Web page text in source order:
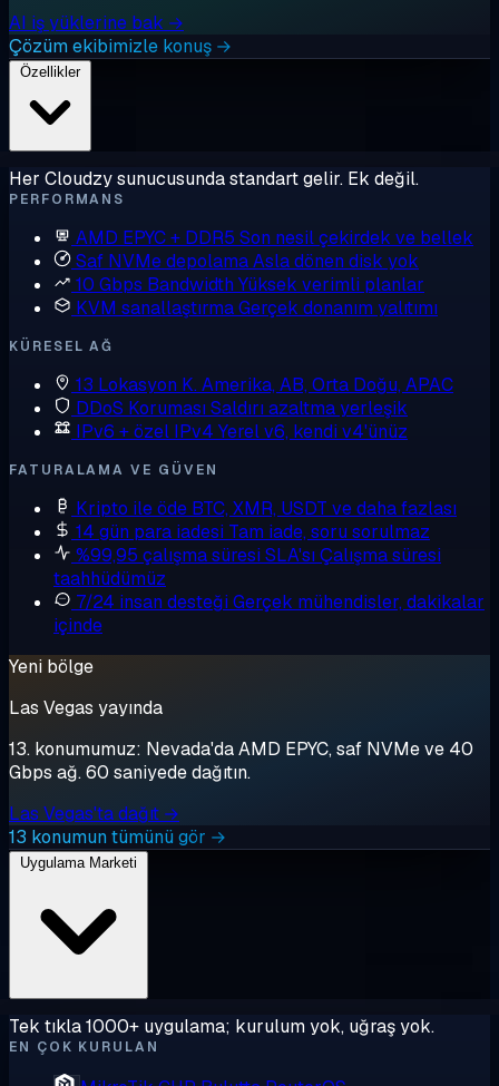
AI iş yüklerine bak →
Çözüm ekibimizle konuş →
Özellikler
Her Cloudzy sunucusunda standart gelir. Ek değil.
PERFORMANS
AMD EPYC + DDR5 Son nesil çekirdek ve bellek
Saf NVMe depolamaAsla dönen disk yok
10 Gbps Bandwidth Yüksek verimli planlar
KVM sanallaştırmaGerçek donanım yalıtımı
KÜRESEL AĞ
13 Lokasyon K. Amerika, AB, Orta Doğu, APAC
DDoS Koruması Saldırı azaltma yerleşik
IPv6 + özel IPv4 Yerel v6, kendi v4'ünüz
FATURALAMA VE GÜVEN
Kripto ile öde BTC, XMR, USDT ve daha fazlası
14 gün para iadesi Tam iade, soru sorulmaz
%99,95 çalışma süresi SLA'sı Çalışma süresi
taahhüdümüz
7/24 insan desteği Gerçek mühendisler, dakikalar
içinde
Yeni bölge
Las Vegas yayında
13. konumumuz: Nevada'da AMD EPYC, saf NVMe ve 40
Gbps ağ. 60 saniyede dağıtın.
Las Vegas'ta dağıt →
13 konumun tümünü gör →
Tek tıkla 1000+ uygulama; kurulum yok, uğraş yok.
EN ÇOK KURULAN